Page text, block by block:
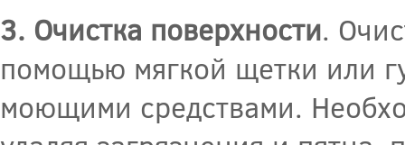
3. Очистка поверхности.
помощью мягкой щетки или
моющими средствами.